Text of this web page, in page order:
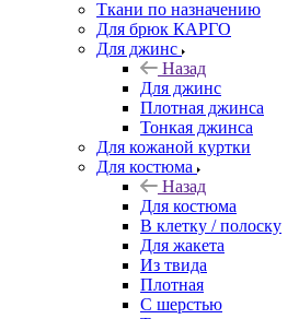
Ткани по назначению
Для брюк КАРГО
Для джинс
Назад
Для джинс
Плотная джинса
Тонкая джинса
Для кожаной куртки
Для костюма
Назад
Для костюма
В клетку / полоску
Для жакета
Из твида
Плотная
С шерстью